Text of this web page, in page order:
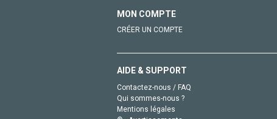
MON COMPTE
CRÉER UN COMPTE
AIDE & SUPPORT
Contactez-nous / FAQ
Qui sommes-nous ?
Mentions légales